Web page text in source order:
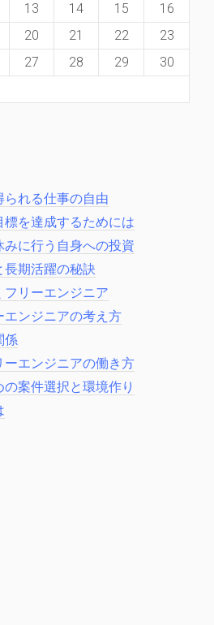
13 14 15
16
20 21 22
23
27 28 29
30
れる仕事の自由
を達成するためには
に行う自身への投資
期活躍の秘訣
リーエンジニア
ンジニアの考え方
係
ーエンジニアの働き方
案件選択と環境作り